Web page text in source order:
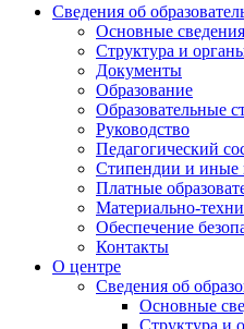
Сведения об
Основные сведения
Структура и
Документы
Образование
Образовательные
Руководство
Педагогический
Стипендии и иные
Платные
Материально-
Обеспечение
Контакты
О центре
Сведения об
Основные
Структура и